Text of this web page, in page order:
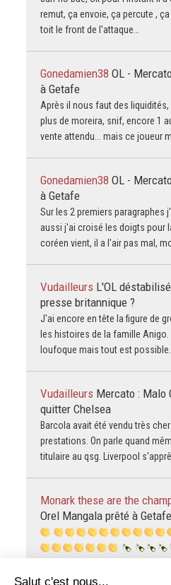
remut, ça envoie, ça percute ,
toit le front de l'attaque…
Gonedamien38 OL -
à Getafe
Après il nous faut des
plus de moreira, snif, encore 1
vente attendu... mais ce joueur
Gonedamien38 OL -
à Getafe
Sur les 2 premiers paragraphes
aussi j'ai croisé les doigts pour
coréen vient, il a l'air pas mal,
Vudailleurs L'OL
presse britannique ?
J'ai encore en tête la figure de
les histoires de la famille
loufoque mais tout est possible.
Vudailleurs Mercato : Malo
quitter Chelsea
Barcola avait été vendu très
prestations. On parle quand
titulaire au qsg. Liverpool
Monark these are the
Orel Mangala prêté à Getafe